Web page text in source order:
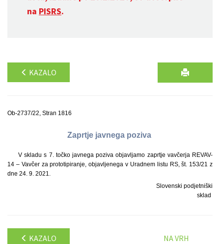
na PISRS.
KAZALO
Ob-2737/22, Stran 1816
Zaprtje javnega poziva
V skladu s 7. točko javnega poziva objavljamo zaprtje vavčerja REVAV-
14 – Vavčer za prototipiranje, objavljenega v Uradnem listu RS, št. 153/21 z
dne 24. 9. 2021.
Slovenski podjetniški
sklad
KAZALO NA VRH